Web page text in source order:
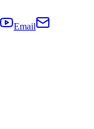
Email